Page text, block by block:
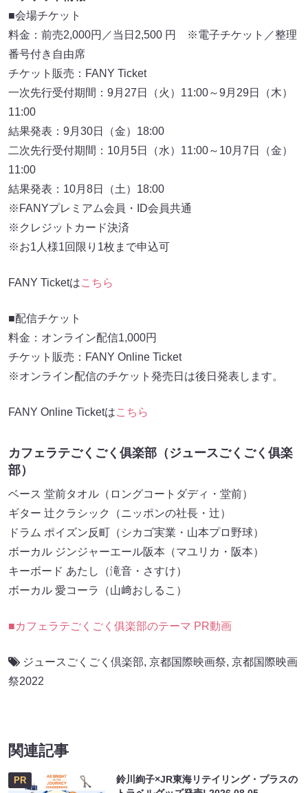
■会場チケット
料金：前売2,000円／当日2,500 円 ※電子チケット／整理
番号付き自由席
チケット販売：FANY Ticket
一次先行受付期間：9月27日（火）11:00～9月29日（木）
11:00
結果発表：9月30日（金）18:00
二次先行受付期間：10月5日（水）11:00～10月7日（金）
11:00
結果発表：10月8日（土）18:00
※FANYプレミアム会員・ID会員共通
※クレジットカード決済
※お1人様1回限り1枚まで申込可
FANY Ticketはこちら
■配信チケット
料金：オンライン配信1,000円
チケット販売：FANY Online Ticket
※オンライン配信のチケット発売日は後日発表します。
FANY Online Ticketはこちら
カフェラテごくごく俱楽部（ジュースごくごく俱楽
部）
ベース 堂前タオル（ロングコートダディ・堂前）
ギター 辻クラシック（ニッポンの社長・辻）
ドラム ポイズン反町（シカゴ実業・山本プロ野球）
ボーカル ジンジャーエール阪本（マユリカ・阪本）
キーボード あたし（滝音・さすけ）
ボーカル 愛コーラ（山﨑おしるこ）
■カフェラテごくごく俱楽部のテーマ PR動画
ジュースごくごく倶楽部, 京都国際映画祭, 京都国際映画
祭2022
関連記事
PR
鈴川絢子×JR東海リテイリング・プラスの